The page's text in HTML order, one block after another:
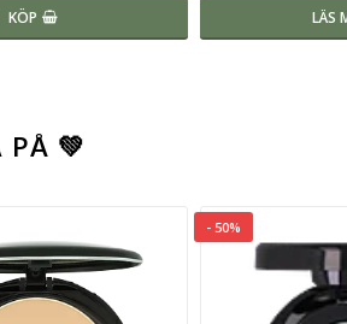
KÖP LÄS
PÅ 💚
- 50%